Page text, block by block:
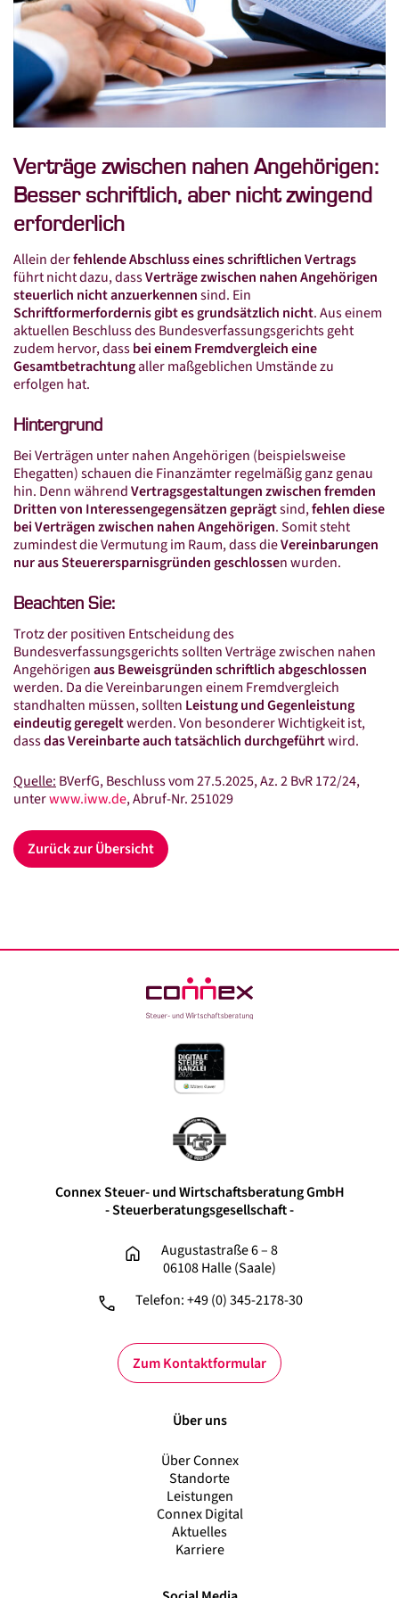
Beratersuche
Standorte in Mitteldeutschland
Leistungen
Finanz­buch­haltung
Lohn­buch­haltung
Jahres­abschluss
Steuer­erklärung
Steuer­berater­wechsel
Connex Digital
Connex Online-Portal
Online-Kassenbuch
Connex Mobile Reports
Digitale Steuerakte
Belegmanagement
Aktuelles
News
Sonder­rund­schreiben 2026
E-Rechnung
Veranstaltungen
Karriere
Impressum
Datenschutz
Kontakt
Verträge zwischen nahen Angehörigen:
Besser schriftlich, aber nicht zwingend
erforderlich
Allein derfehlende Abschluss eines schriftlichen Vertrags
führt nicht dazu, dassVerträge zwischen nahen Angehörigen
steuerlich nicht anzuerkennensind. Ein
Schriftformerfordernis gibt es grundsätzlich nicht. Aus einem
aktuellen Beschluss des Bundesverfassungsgerichts geht
zudem hervor, dassbei einem Fremdvergleich eine
Gesamtbetrachtungaller maßgeblichen Umstände zu
erfolgen hat.
Hintergrund
Bei Verträgen unter nahen Angehörigen (beispielsweise
Ehegatten) schauen die Finanzämter regelmäßig ganz genau
hin. Denn währendVertragsgestaltungen zwischen fremden
Dritten von Interessengegensätzen geprägtsind,fehlen diese
bei Verträgen zwischen nahen Angehörigen. Somit steht
zumindest die Vermutung im Raum, dass dieVereinbarungen
nur aus Steuerersparnisgründen geschlossen wurden.
Beachten Sie:
Trotz der positiven Entscheidung des
Bundesverfassungsgerichts sollten Verträge zwischen nahen
Angehörigenaus Beweisgründen schriftlich abgeschlossen
werden. Da die Vereinbarungen einem Fremdvergleich
standhalten müssen, sollten Leistung und Gegenleistung
eindeutig geregeltwerden. Von besonderer Wichtigkeit ist,
dassdas Vereinbarte auch tatsächlich durchgeführtwird.
Quelle: BVerfG, Beschluss vom 27.5.2025, Az. 2 BvR 172/24,
unterwww.iww.de, Abruf-Nr. 251029
Zurück zur Übersicht
Connex Steuer- und Wirtschaftsberatung GmbH
- Steuerberatungsgesellschaft -
Augustastraße 6 – 8
06108 Halle (Saale)
Telefon: +49 (0) 345-2178-30
Zum Kontaktformular
Über uns
Über Connex
Standorte
Leistungen
Connex Digital
Aktuelles
Karriere